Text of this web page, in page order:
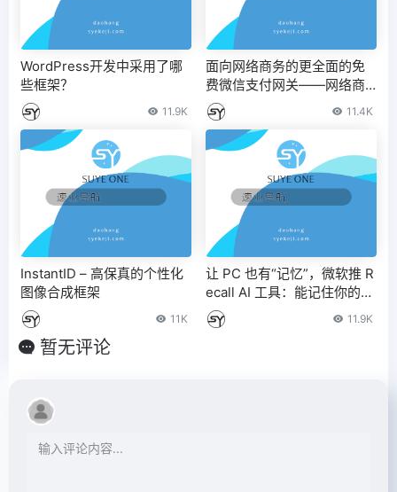
WordPress开发中采用了哪
些框架？
11.9K
面向网络商务的更全面的免
费微信支付网关——网络商
务微信支付网关
11.4K
InstantID – 高保真的个性化
图像合成框架
11K
让 PC 也有“记忆”，微软推 R
ecall AI 工具：能记住你的所
有交互
11.9K
暂无评论